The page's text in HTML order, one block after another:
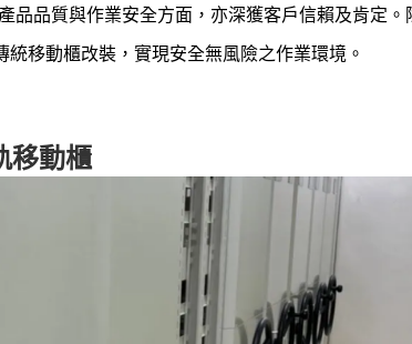
品品質與作業安全方面，亦深獲客戶信賴及肯定。
移動櫃改裝，實現安全無風險之作業環境。
移動櫃